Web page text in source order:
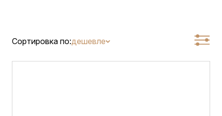
Сортировка по:дешевле